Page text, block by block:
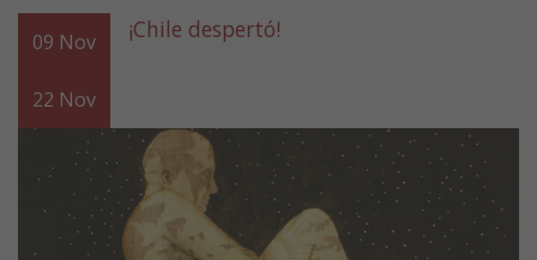
09 Nov
22 Nov
¡Chile despertó!